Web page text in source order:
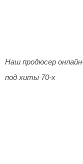
Наш продюсер
под хиты 70-х